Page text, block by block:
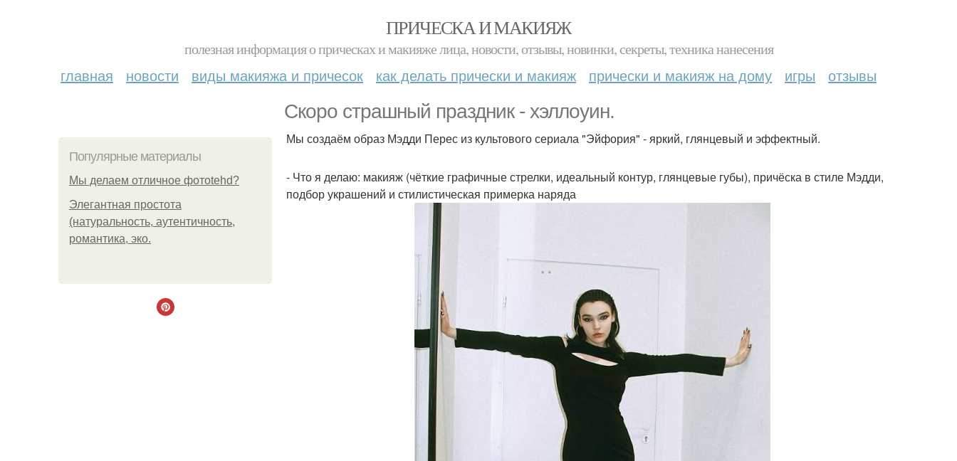
ПРИЧЕСКА И МАКИЯЖ
полезная информация о прическах и макияже лица, новости, отзывы, новинки, секреты, техника нанесения
главная новости виды макияжа и причесок как делать прически и макияж прически и макияж на дому игры отзывы
Скоро страшный праздник - хэллоуин.
Популярные материалы
Мы делаем отличное фотоtehd?
Элегантная простота
(натуральность, аутентичность,
романтика, эко.
Мы создаём образ Мэдди Перес из культового сериала "Эйфория" - яркий, глянцевый и эффектный.
- Что я делаю: макияж (чёткие графичные стрелки, идеальный контур, глянцевые губы), причёска в стиле Мэдди,
подбор украшений и стилистическая примерка наряда